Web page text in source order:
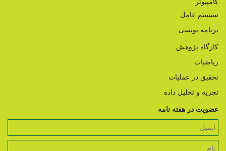
کامپیوتر
سیستم عامل
برنامه نویسی
کارگاه پژوهش
ریاضیات
تحقیق در عملیات
تجزیه و تحلیل داده
عضویت در هفته نامه